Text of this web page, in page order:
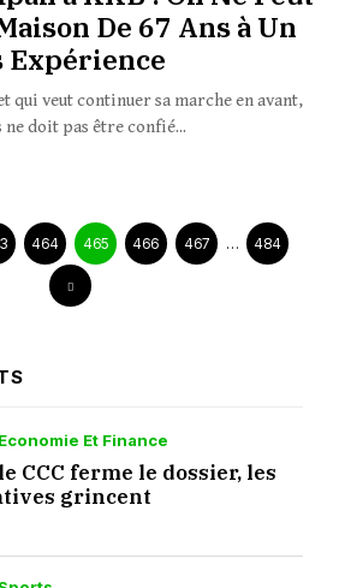
De 67 Ans à Un
Expérience
qui veut continuer sa marche en avant,
doit pas être confié...
464 465 466 467 … 484
Economie Et Finance
CCC ferme le dossier, les
grincent